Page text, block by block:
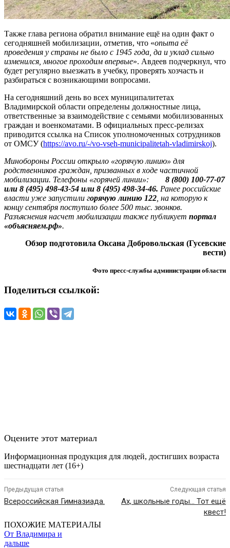
Также глава региона обратил внимание ещё на один факт о
сегодняшней мобилизации, отметив, что «опыта её
проведения у страны не было с 1945 года, да и уклад сильно
изменился, многое проходим впервые». Авдеев подчеркнул, что
будет регулярно выезжать в учебку, проверять хозчасть и
разбираться с возникающими вопросами.
На сегодняшний день во всех муниципалитетах
Владимирской области определены должностные лица,
ответственные за взаимодействие с семьями мобилизованных
граждан и военкоматами. В официальных пресс-релизах
приводится ссылка на Список уполномоченных сотрудников
от ОМСУ (https://avo.ru/-/vo-vseh-municipalitetah-vladimirskoj).
Минобороны России открыло «горячую линию» для
родственников граждан, призванных в ходе частичной
мобилизации. Телефоны «горячей линии»: 8 (800) 100-77-07
или 8 (495) 498-43-54 или 8 (495) 498-34-46. Ранее российские
власти уже запустили горячую линию 122 , на которую к
концу сентября поступило более 500 тыс. звонков.
Разъяснения насчет мобилизации также публикует портал
«объясняем.рф».
Обзор подготовила Оксана Добровольская (Гусевские
вести)
Фото пресс-службы администрации области
Поделиться ссылкой:
Оцените этот материал
Информационная продукция для людей, достигших возраста
шестнадцати лет (16+)
Предыдущая статья
Всероссийская Гимназиада.
Следующая статья
Ах, школьные годы… Тот ещё
квест!
ПОХОЖИЕ МАТЕРИАЛЫ
От Владимира и
дальше